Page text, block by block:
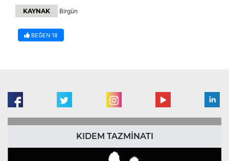
KAYNAK Birgün
BEĞEN 18
KIDEM TAZMİNATI